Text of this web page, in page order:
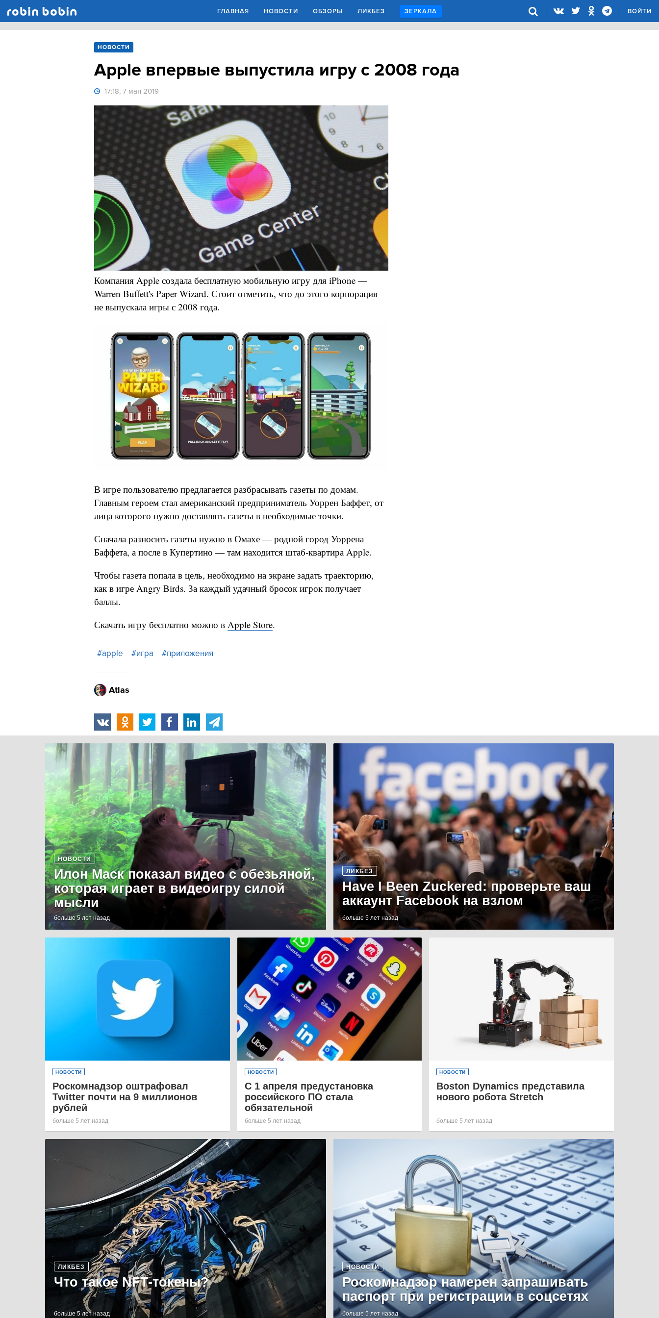
ГЛАВНАЯ НОВОСТИ ОБЗОРЫ ЛИКБЕЗ ЗЕРКАЛА ВОЙТИ
НОВОСТИ
Apple впервые выпустила игру с 2008 года
17:18, 7 мая 2019
Компания Apple создала бесплатную мобильную игру для iPhone —
Warren Buffett's Paper Wizard. Стоит отметить, что до этого корпорация
не выпускала игры с 2008 года.
В игре пользователю предлагается разбрасывать газеты по домам.
Главным героем стал американский предприниматель Уоррен Баффет, от
лица которого нужно доставлять газеты в необходимые точки.
Сначала разносить газеты нужно в Омахе — родной город Уоррена
Баффета, а после в Купертино — там находится штаб-квартира Apple.
Чтобы газета попала в цель, необходимо на экране задать траекторию,
как в игре Angry Birds. За каждый удачный бросок игрок получает
баллы.
Скачать игру бесплатно можно в Apple Store.
#apple #игра #приложения
Atlas
НОВОСТИ
Илон Маск показал видео с обезьяной,
которая играет в видеоигру силой
мысли
больше 5 лет назад
ЛИКБЕЗ
Have I Been Zuckered: проверьте ваш
аккаунт Facebook на взлом
больше 5 лет назад
НОВОСТИ
Роскомнадзор оштрафовал
Twitter почти на 9 миллионов
рублей
больше 5 лет назад
НОВОСТИ
С 1 апреля предустановка
российского ПО стала
обязательной
больше 5 лет назад
НОВОСТИ
Boston Dynamics представила
нового робота Stretch
больше 5 лет назад
ЛИКБЕЗ
Что такое NFT-токены?
больше 5 лет назад
НОВОСТИ
Роскомнадзор намерен запрашивать
паспорт при регистрации в соцсетях
больше 5 лет назад